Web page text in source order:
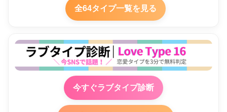
全64タイプ一覧を見る
今すぐラブタイプ診断